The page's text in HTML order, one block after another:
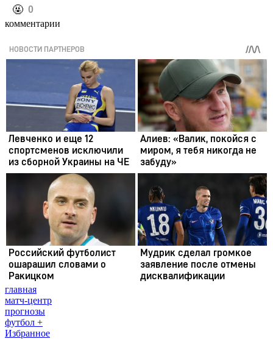
️🤬 0
комментарии
главная
матч-центр
прогнозы
футбол +
Избранное